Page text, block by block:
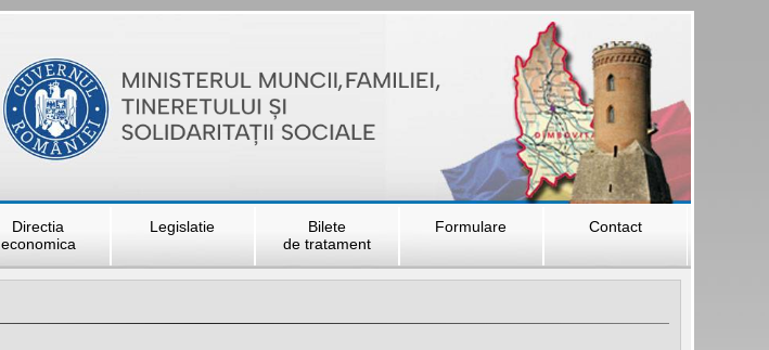
Directia
economica
Legislatie
Bilete
de tratament
Formulare Contact